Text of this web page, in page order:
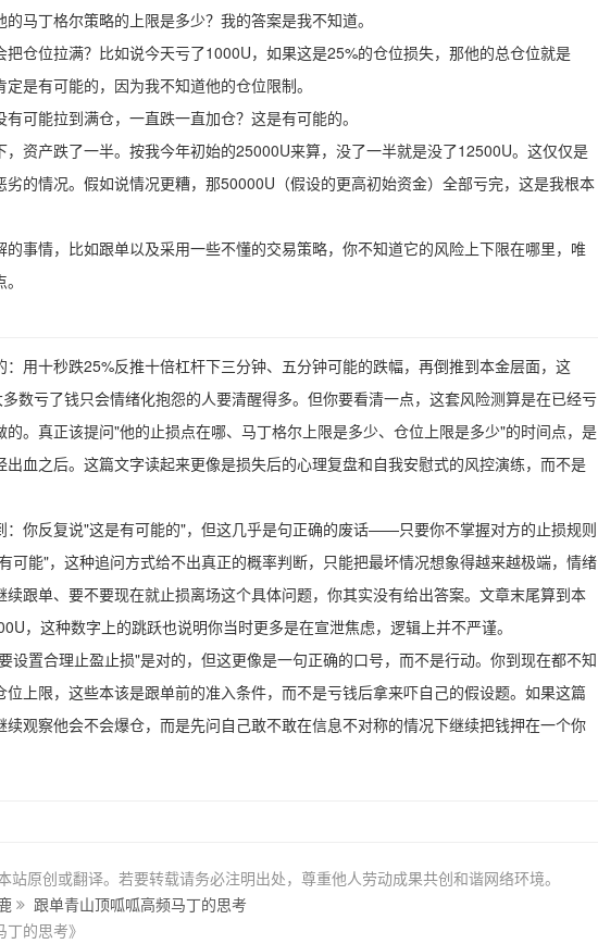
马丁格尔策略的上限是多少？我的答案是我不知道。
仓位拉满？比如说今天亏了1000U，如果这是25%的仓位损失，那他的总仓位就是
是有可能的，因为我不知道他的仓位限制。
可能拉到满仓，一直跌一直加仓？这是有可能的。
资产跌了一半。按我今年初始的25000U来算，没了一半就是没了12500U。这仅仅是
的情况。假如说情况更糟，那50000U（假设的更高初始资金）全部亏完，这是我根本
事情，比如跟单以及采用一些不懂的交易策略，你不知道它的风险上下限在哪里，唯
用十秒跌25%反推十倍杠杆下三分钟、五分钟可能的跌幅，再倒推到本金层面，这
数亏了钱只会情绪化抱怨的人要清醒得多。但你要看清一点，这套风险测算是在已经亏
。真正该提问"他的止损点在哪、马丁格尔上限是多少、仓位上限是多少"的时间点，是
血之后。这篇文字读起来更像是损失后的心理复盘和自我安慰式的风控演练，而不是
：你反复说"这是有可能的"，但这几乎是句正确的废话——只要你不掌握对方的止损规则
可能"，这种追问方式给不出真正的概率判断，只能把最坏情况想象得越来越极端，情绪
续跟单、要不要现在就止损离场这个具体问题，你其实没有给出答案。文章末尾算到本
，这种数字上的跳跃也说明你当时更多是在宣泄焦虑，逻辑上并不严谨。
设置合理止盈止损"是对的，但这更像是一句正确的口号，而不是行动。你到现在都不知
上限，这些本该是跟单前的准入条件，而不是亏钱后拿来吓自己的假设题。如果这篇
观察他会不会爆仓，而是先问自己敢不敢在信息不对称的情况下继续把钱押在一个你
原创或翻译。若要转载请务必注明出处，尊重他人劳动成果共创和谐网络环境。
跟单青山顶呱呱高频马丁的思考
的思考》